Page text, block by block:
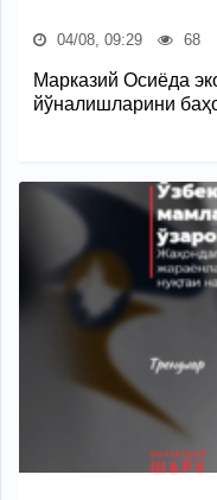
04/08, 09:29 68
Марказий Осиёда
йўналишларини